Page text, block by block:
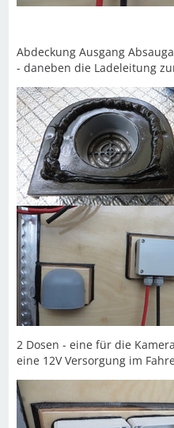
Abdeckung Ausgang
- daneben die Ladeleitung
2 Dosen - eine für die
eine 12V Versorgung im